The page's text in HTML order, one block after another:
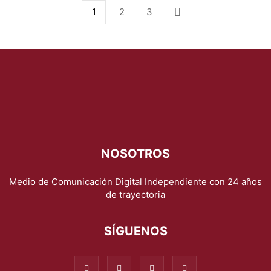
1 2 3
NOSOTROS
Medio de Comunicación Digital Independiente con 24 años
de trayectoria
SÍGUENOS